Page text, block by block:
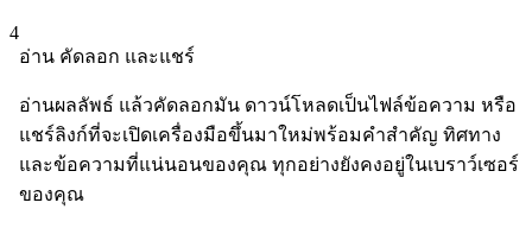
4
อ่าน คัดลอก และแชร์
อ่านผลลัพธ์ แล้วคัดลอกมัน ดาวน์โหลดเป็นไฟล์ข้อความ หรือ
แชร์ลิงก์ที่จะเปิดเครื่องมือขึ้นมาใหม่พร้อมคำสำคัญ ทิศทาง
และข้อความที่แน่นอนของคุณ ทุกอย่างยังคงอยู่ในเบราว์เซอร์
ของคุณ